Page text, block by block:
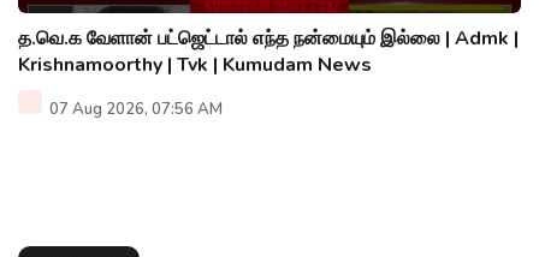
த.வெ.க வேளான் பட்ஜெட்டால் எந்த நன்மையும் இல்லை | Admk |
Krishnamoorthy | Tvk | Kumudam News
07 Aug 2026, 07:56 AM